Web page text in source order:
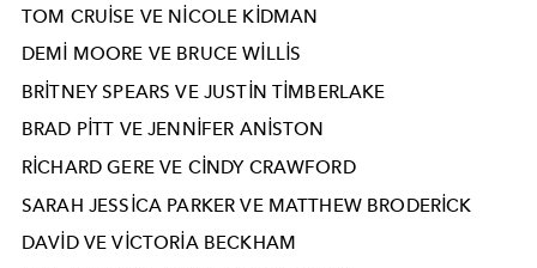
TOM CRUISE VE NICOLE KIDMAN
DEMI MOORE VE BRUCE WILLIS
BRITNEY SPEARS VE JUSTIN TIMBERLAKE
BRAD PITT VE JENNIFER ANISTON
RICHARD GERE VE CINDY CRAWFORD
SARAH JESSICA PARKER VE MATTHEW BRODERICK
DAVID VE VICTORIA BECKHAM